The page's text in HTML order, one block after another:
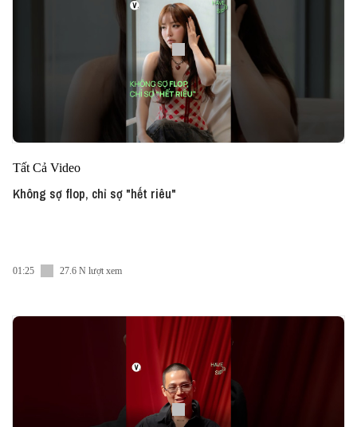
Tất Cả Video
Không sợ flop, chỉ sợ "hết riêu"
01:25 27.6 N lượt xem